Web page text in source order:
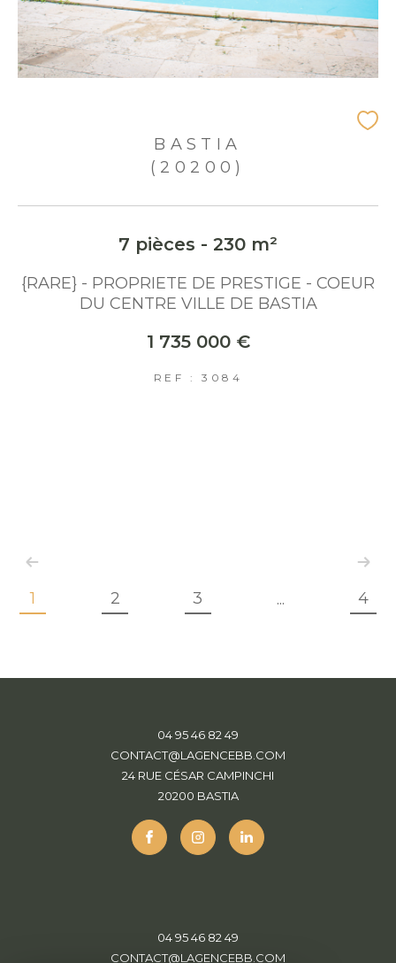
BASTIA
(20200)
7 pièces - 230 m²
{RARE} - PROPRIETE DE PRESTIGE - COEUR
DU CENTRE VILLE DE BASTIA
1 735 000 €
REF : 3084
1 2 3 ... 4
04 95 46 82 49
CONTACT@LAGENCEBB.COM
24 RUE CÉSAR CAMPINCHI
20200
BASTIA
04 95 46 82 49
CONTACT@LAGENCEBB.COM